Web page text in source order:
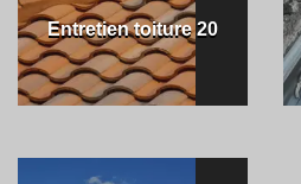
Entretien toiture 20